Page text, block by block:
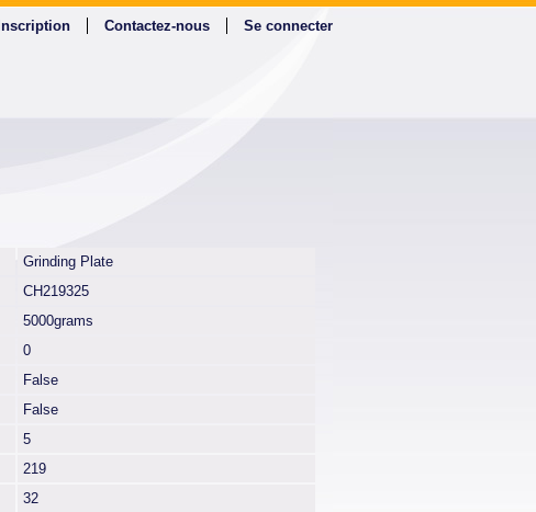
Se connecter
Contactez-nous
Inscription
Grinding Plate
CH219325
5000grams
0
False
False
5
219
32